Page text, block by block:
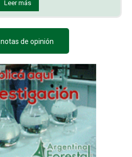
Leer más
de opinión